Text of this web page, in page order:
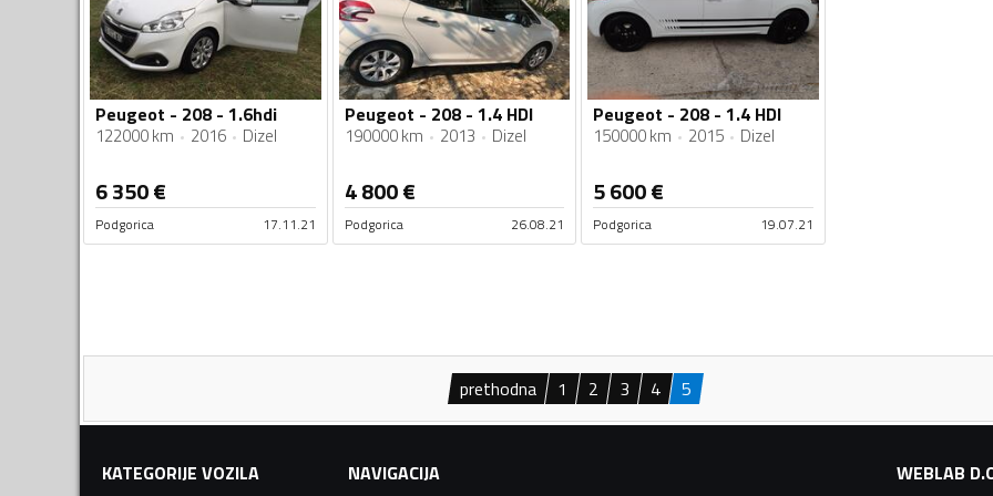
Peugeot - 208 - 1.6hdi
122000 km 2016 Dizel
6 350€
Podgorica 17.11.21
Peugeot - 208 - 1.4 HDI
190000 km 2013 Dizel
4 800€
Podgorica 26.08.21
Peugeot - 208 - 1.4 HDI
150000 km 2015 Dizel
5 600€
Podgorica 19.07.21
prethodna 1 2 3 4 5
KATEGORIJE VOZILA NAVIGACIJA WEBLAB